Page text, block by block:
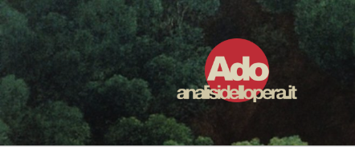
Salta
al
contenuto
ADO
Osservare le opere d'arte